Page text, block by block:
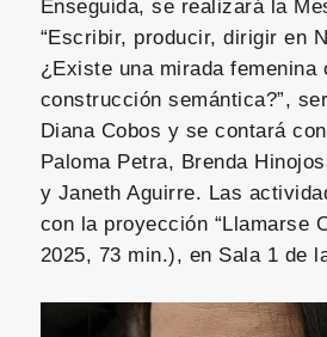
Enseguida, se realizará la
“Escribir, producir, dirigir en
¿Existe una mirada femenina
construcción semántica?”,
Diana Cobos y se contará
Paloma Petra, Brenda
y Janeth Aguirre. Las
con la proyección “Llamarse
2025, 73 min.), en Sala 1 de